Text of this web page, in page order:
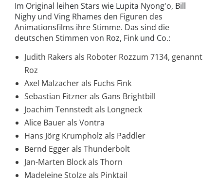
Im Original leihen Stars wie Lupita Nyong'o, Bill
Nighy und Ving Rhames den Figuren des
Animationsfilms ihre Stimme. Das sind die
deutschen Stimmen von Roz, Fink und Co.:
Judith Rakers als Roboter Rozzum 7134, genannt
Roz
Axel Malzacher als Fuchs Fink
Sebastian Fitzner als Gans Brightbill
Joachim Tennstedt als Longneck
Alice Bauer als Vontra
Hans Jörg Krumpholz als Paddler
Bernd Egger als Thunderbolt
Jan-Marten Block als Thorn
Madeleine Stolze als Pinktail